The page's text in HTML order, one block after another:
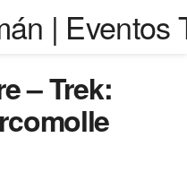
– Trek: